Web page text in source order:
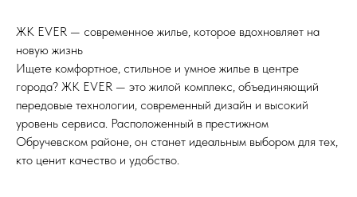
ЖК EVER — современное жилье, которое вдохновляет на
новую жизнь
Ищете комфортное, стильное и умное жилье в центре
города? ЖК EVER — это жилой комплекс, объединяющий
передовые технологии, современный дизайн и высокий
уровень сервиса. Расположенный в престижном
Обручевском районе, он станет идеальным выбором для тех,
кто ценит качество и удобство.